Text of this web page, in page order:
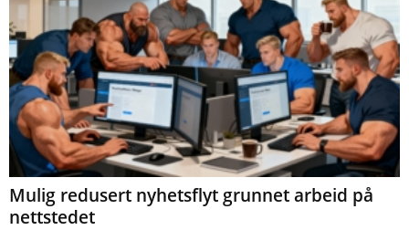
Mulig redusert nyhetsflyt grunnet arbeid på
nettstedet